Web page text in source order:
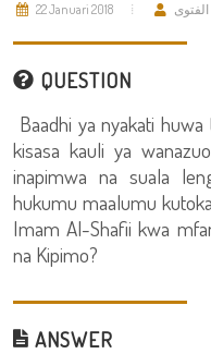
22 Januari 2018 الفتوى
QUESTION
Baadhi ya nyakati
kisasa kauli ya
inapimwa na suala
hukumu maalumu
Imam Al-Shafii kwa
na Kipimo?
ANSWER